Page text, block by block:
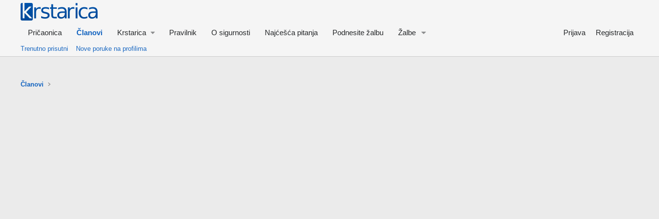
Pričaonica Članovi Krstarica Pravilnik O sigurnosti Najćešća pitanja Podnesite žalbu Žalbe Prijava Registracija
Trenutno prisutni Nove poruke na profilima
Članovi